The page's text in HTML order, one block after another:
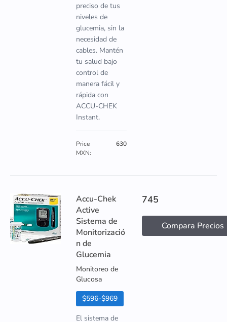
preciso de tus
niveles de
glucemia, sin la
necesidad de
cables. Mantén
tu salud bajo
control de
manera fácil y
rápida con
ACCU-CHEK
Instant.
Price
MXN:
630
Accu-Chek
Active
Sistema de
Monitorizació
n de
Glucemia
Monitoreo de
Glucosa
$596-$969
El sistema de
745
Compara Precios